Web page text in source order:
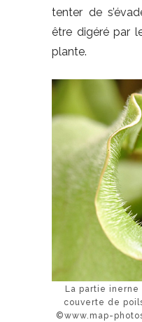
tenter de
être digéré par
plante.
La partie
couverte de
©www.map-